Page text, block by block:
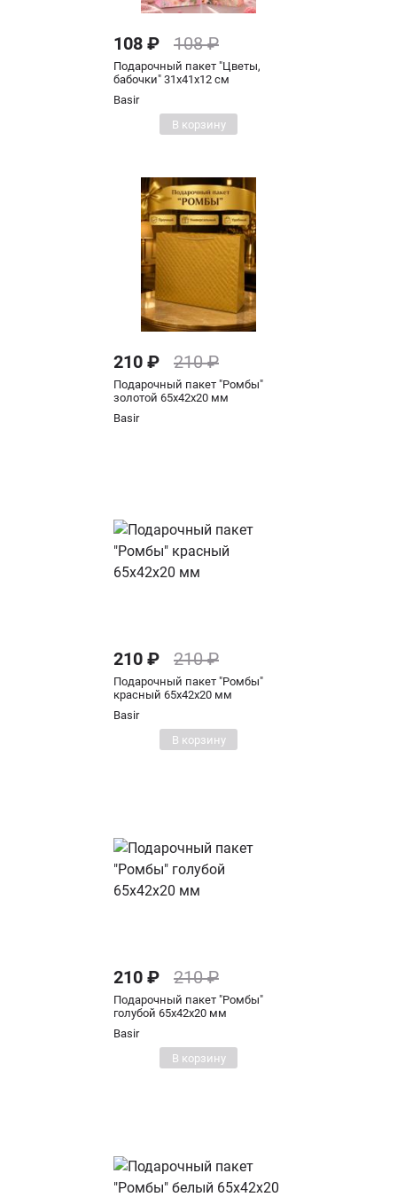
108 ₽ 108 ₽
Подарочный пакет "Цветы,
бабочки" 31х41х12 см
Basir
В корзину
210 ₽ 210 ₽
Подарочный пакет "Ромбы"
золотой 65х42х20 мм
Basir
210 ₽ 210 ₽
Подарочный пакет "Ромбы"
красный 65х42х20 мм
Basir
В корзину
210 ₽ 210 ₽
Подарочный пакет "Ромбы"
голубой 65х42х20 мм
Basir
В корзину